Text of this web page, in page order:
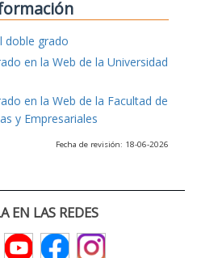
doble grado
en la Web de la Universidad
en la Web de la Facultad de
y Empresariales
Fecha de revisión: 18-06-2026
EN LAS REDES